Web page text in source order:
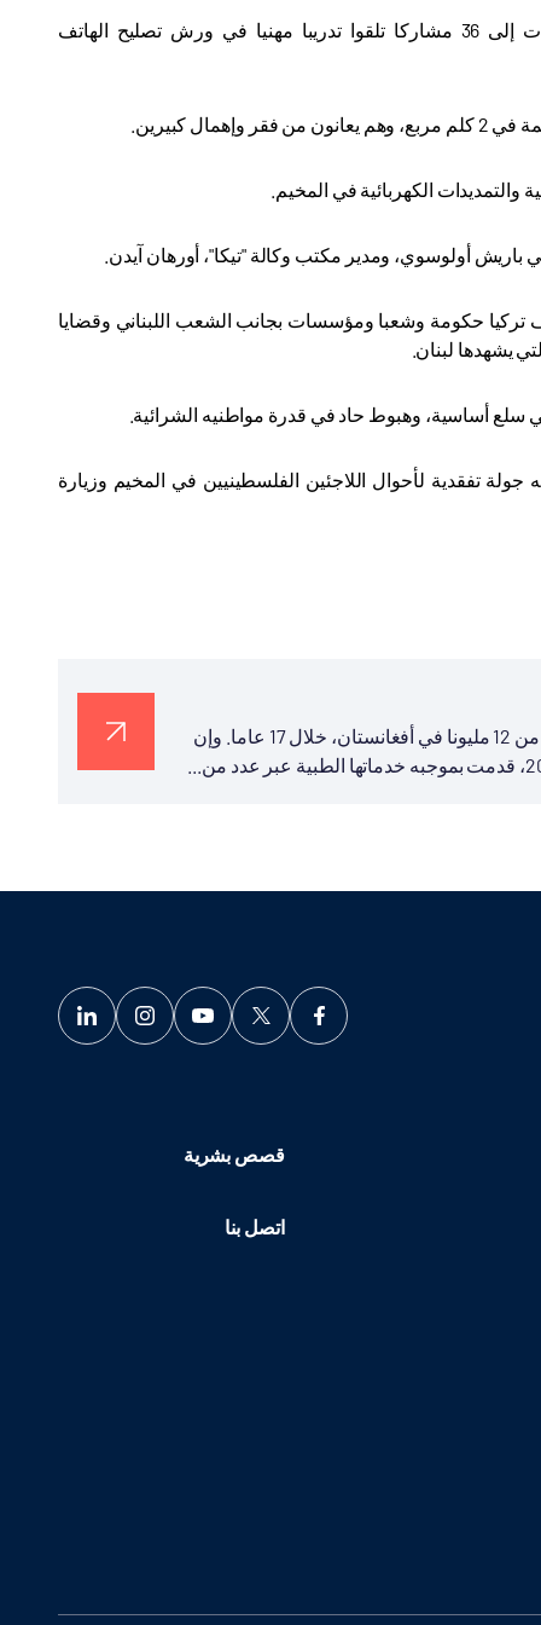
بدعم من تيكا، وبالتعاون مع جمعية غوث للمساعدات الإنسانية، تم تسليم شهادات إلى 36 مشاركا تلقوا تدريبا مهنيا في ورش تصليح الهاتف
والتمديدات الكهربائية في المخيم
أولوسوي، ومدير مكتب وكالة "تيكا"، أورهان آيدن
حكومة وشعبا ومؤسسات بجانب الشعب اللبناني وقضايا
يشهدها لبنان.
في سلع أساسية، وهبوط حاد في قدرة مواطنيه الشرائية
تفقدية لأحوال اللاجئين الفلسطينيين في المخيم وزيارة
قدمت الوكالة التركية للتعاون والتنسيق "تيكا" خدمات طبية لأكثر من 12 مليونا في أفغانستان، خلال 17 عاما. وإن
قصص بشرية
اتصل بنا